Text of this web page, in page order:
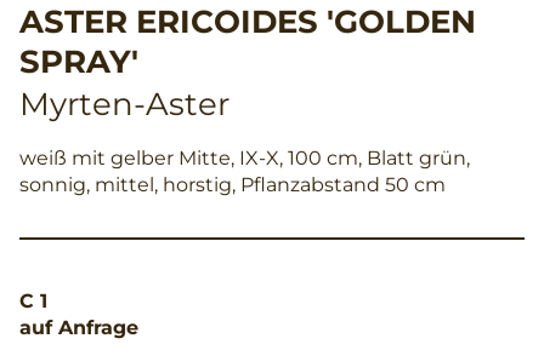
ASTER ERICOIDES 'GOLDEN
SPRAY'
Myrten-Aster
weiß mit gelber Mitte, IX-X, 100 cm, Blatt grün,
sonnig, mittel, horstig, Pflanzabstand 50 cm
C 1
auf Anfrage